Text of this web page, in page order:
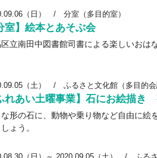
（日） / 分室（多目的室）
室】絵本とあそぶ会
立南田中図書館司書による楽しいおは
（土） / ふるさと文化館（多目的会
れあい土曜事業】石にお絵描き
形の石に、動物や乗り物など自由に絵
ょう。